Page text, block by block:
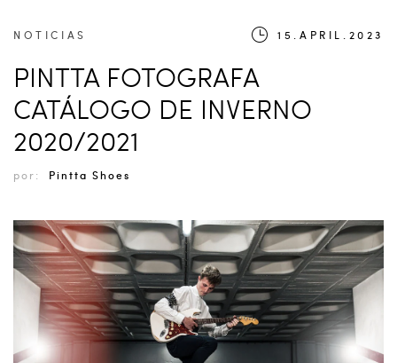
NOTICIAS 15.APRIL.2023
PINTTA FOTOGRAFA
CATÁLOGO DE INVERNO
2020/2021
por: Pintta Shoes